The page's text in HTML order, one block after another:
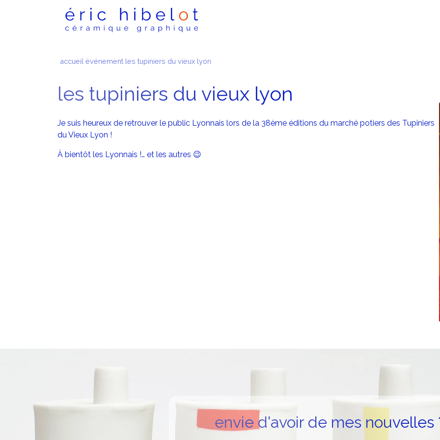
accueil événement les tupiniers du vieux lyon
les tupiniers du vieux lyon
Je suis heureux de retrouver le public Lyonnais lors de la 38ème éditions du marché potiers des Tupiniers
du Vieux Lyon !
À bientôt les Lyonnais !… et les autres 😉
envie d'avoir de mes nouvelles